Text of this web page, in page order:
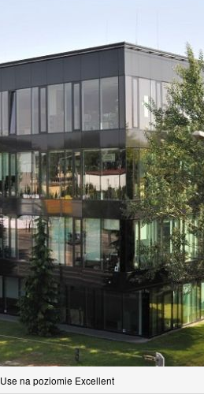
na poziomie Excellent